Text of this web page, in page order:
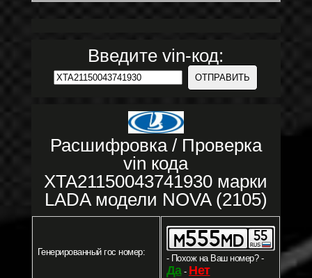
Введите vin-код:
Расшифровка / Проверка
vin кода
XTA21150043741930 марки
LADA модели NOVA (2105)
Генерированный гос номер:
- Похож на Ваш номер? -
Да- Нет